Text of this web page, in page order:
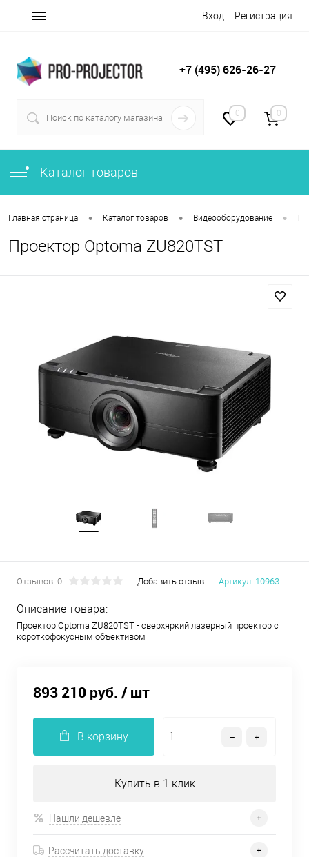
Вход Регистрация
+7 (495) 626-26-27
0 0
Каталог товаров
Главная страница • Каталог товаров • Видеооборудование •
Проектор Optoma ZU820TST
Отзывов: 0 Добавить отзыв Артикул: 10963
Описание товара:
Проектор Optoma ZU820TST - сверхяркий лазерный проектор с
короткофокусным объективом
893 210 руб. / шт
В корзину
Купить в 1 клик
Нашли дешевле
Рассчитать доставку